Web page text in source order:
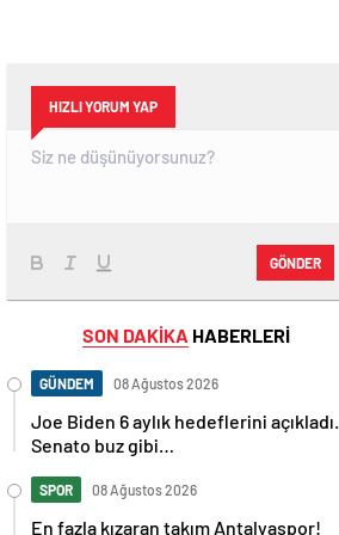
HIZLI YORUM YAP
GÖNDER
SON DAKİKA HABERLERİ
GÜNDEM 08 Ağustos 2026
Joe Biden 6 aylık hedeflerini açıkladı.
Senato buz gibi…
SPOR 08 Ağustos 2026
En fazla kızaran takım Antalyaspor!